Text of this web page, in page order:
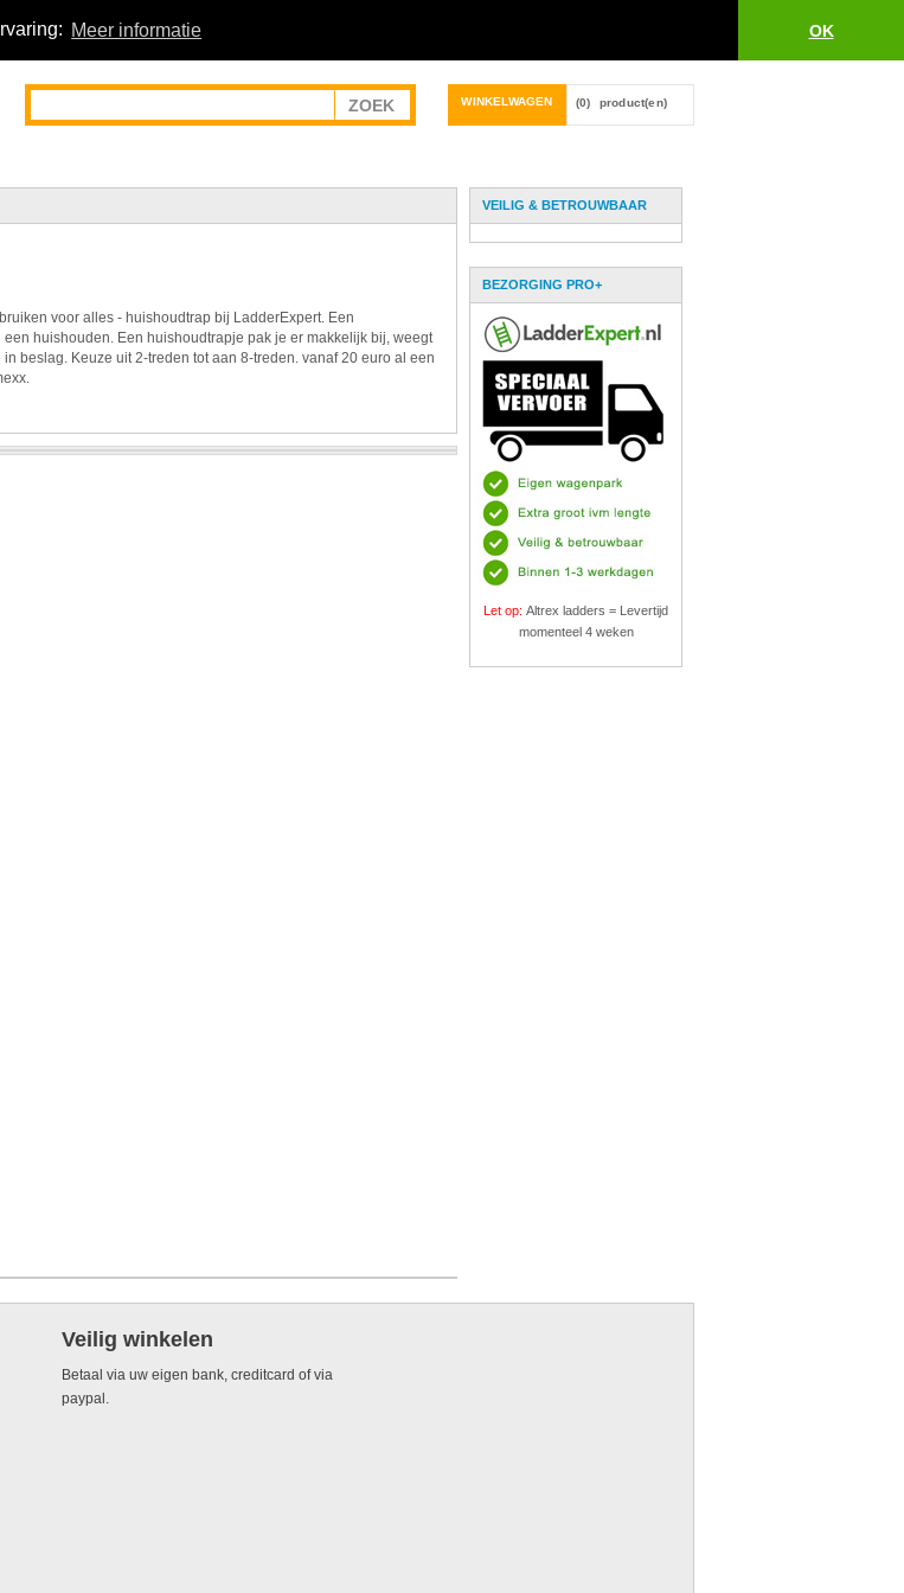
Meer informatie OK
WINKELWAGEN (0) product(en)
voor alles - huishoudtrap bij LadderExpert. Een
huishouden. Een huishoudtrapje pak je er makkelijk bij, weegt
beslag. Keuze uit 2-treden tot aan 8-treden. vanaf 20 euro al een
VEILIG & BETROUWBAAR
BEZORGING PRO+
Let op: Altrex ladders = Levertijd
momenteel 4 weken
Veilig winkelen
Betaal via uw eigen bank, creditcard of via
paypal.